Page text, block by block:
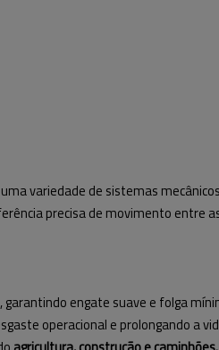
variedade de sistemas
precisa de movimento entre
engate suave e folga
operacional e prolongando a